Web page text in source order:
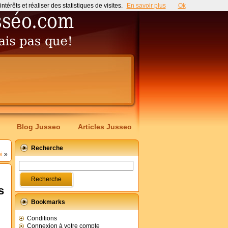
Blog Jusseo Articles Jusseo
»
Recherche
Bookmarks
Conditions
Connexion à votre compte
et réaliser des statistiques de visites. En savoir plus Ok